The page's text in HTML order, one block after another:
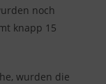
noch
knapp 15
wurden die